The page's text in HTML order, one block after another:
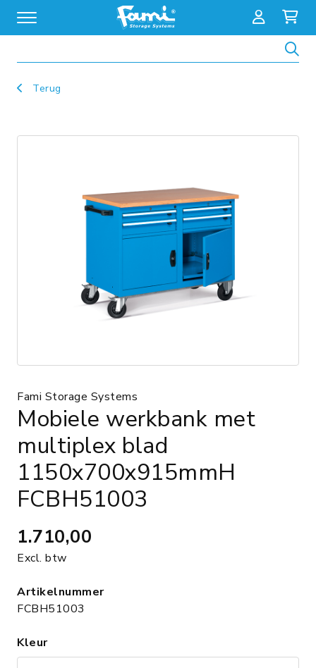
Terug
Fami Storage Systems
Mobiele werkbank met
multiplex blad
1150x700x915mmH
FCBH51003
1.710,00
Excl. btw
Artikelnummer
FCBH51003
Kleur